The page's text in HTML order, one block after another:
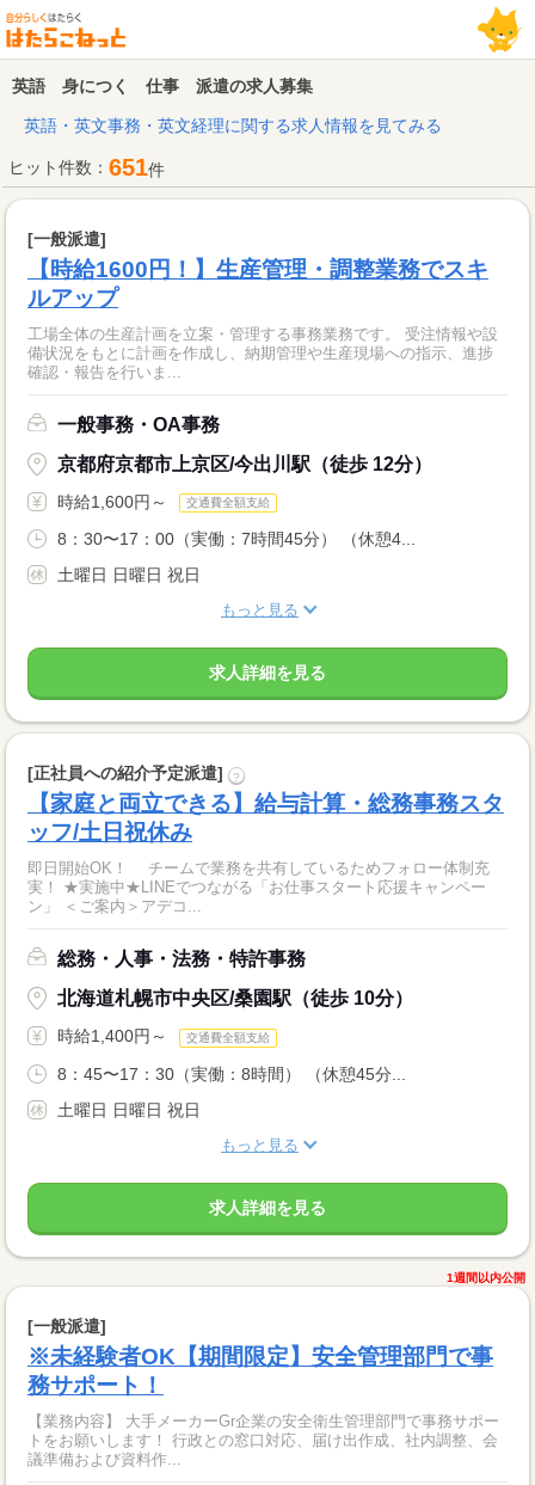
英語 身につく 仕事 派遣の求人募集
英語・英文事務・英文経理に関する求人情報を見てみる
ヒット件数： 651件
[一般派遣]
【時給1600円！】生産管理・調整業務でスキ
ルアップ
工場全体の生産計画を立案・管理する事務業務です。 受注情報や設
備状況をもとに計画を作成し、納期管理や生産現場への指示、進捗
確認・報告を行いま...
一般事務・OA事務
京都府京都市上京区/今出川駅（徒歩 12分）
時給1,600円～ 交通費全額支給
8：30〜17：00（実働：7時間45分） （休憩4...
土曜日 日曜日 祝日
もっと見る
求人詳細を見る
[正社員への紹介予定派遣] ?
【家庭と両立できる】給与計算・総務事務スタ
ッフ/土日祝休み
即日開始OK！ チームで業務を共有しているためフォロー体制充
実！ ★実施中★LINEでつながる「お仕事スタート応援キャンペー
ン」 ＜ご案内＞アデコ...
総務・人事・法務・特許事務
北海道札幌市中央区/桑園駅（徒歩 10分）
時給1,400円～ 交通費全額支給
8：45〜17：30（実働：8時間） （休憩45分...
土曜日 日曜日 祝日
もっと見る
求人詳細を見る
1週間以内公開
[一般派遣]
※未経験者OK【期間限定】安全管理部門で事
務サポート！
【業務内容】 大手メーカーGr企業の安全衛生管理部門で事務サポー
トをお願いします！ 行政との窓口対応、届け出作成、社内調整、会
議準備および資料作...